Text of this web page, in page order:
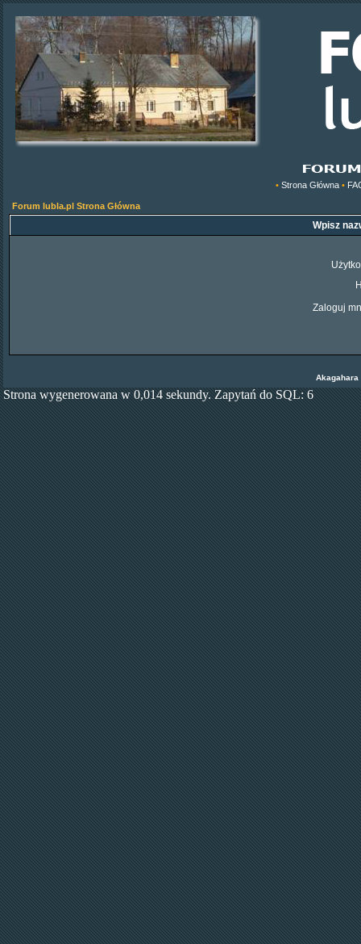
• Strona Główna •
Forum lubla.pl Strona Główna
Wpisz
Zaloguj
Akagahara
Strona wygenerowana w 0,014 sekundy. Zapytań do SQL: 6